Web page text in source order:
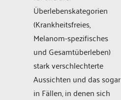
Überlebenskategorien
(Krankheitsfreies,
Melanom-spezifisches
und Gesamtüberleben)
stark verschlechterte
Aussichten und das sogar
in Fällen, in denen sich